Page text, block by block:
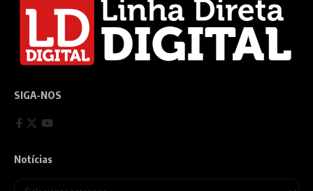
SIGA-NOS
Notícias